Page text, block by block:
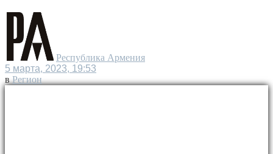
Республика Армения
5 марта, 2023, 19:53
в Регион